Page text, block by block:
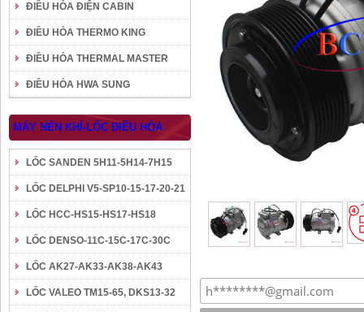
ĐIỀU HÒA ĐIỆN CABIN
ĐIỀU HÒA THERMO KING
ĐIỀU HÒA THERMAL MASTER
ĐIỀU HÒA HWA SUNG
MÁY NÉN KHÍ-LỐC ĐIỀU HÒA
LỐC SANDEN 5H11-5H14-7H15
LỐC DELPHI V5-SP10-15-17-20-21
LỐC HCC-HS15-HS17-HS18
LỐC DENSO-11C-15C-17C-30C
LỐC AK27-AK33-AK38-AK43
LỐC VALEO TM15-65, DKS13-32